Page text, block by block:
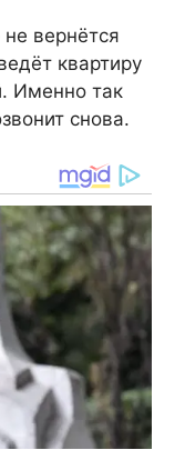
вернётся
квартиру
Именно так
снова.